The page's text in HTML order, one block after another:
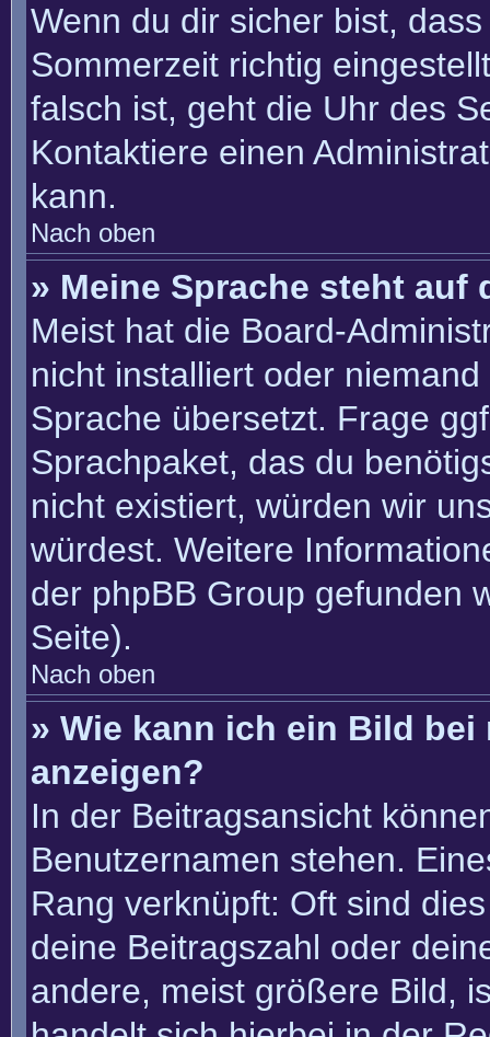
Wenn du dir sicher bist,
Sommerzeit richtig
falsch ist, geht die Uhr des
Kontaktiere einen
kann.
Nach oben
» Meine Sprache steht
Meist hat die Board-
nicht installiert oder
Sprache übersetzt. Frage
Sprachpaket, das du
nicht existiert, würden wir
würdest. Weitere
der phpBB Group gefunden
Seite).
Nach oben
» Wie kann ich ein Bild bei
anzeigen?
In der Beitragsansicht
Benutzernamen stehen.
Rang verknüpft: Oft sind
deine Beitragszahl oder
andere, meist größere Bild,